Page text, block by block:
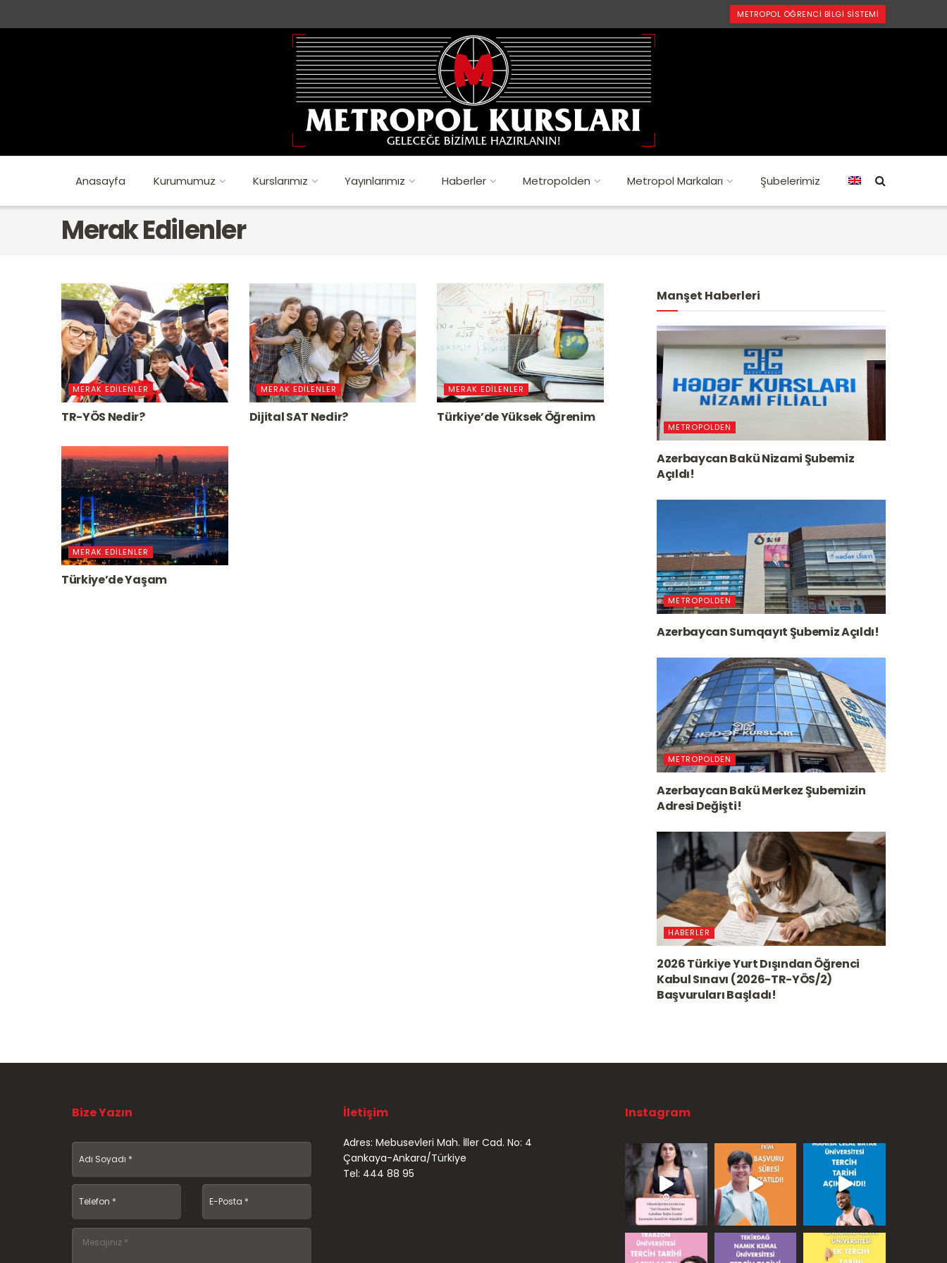
METROPOL ÖĞRENCI BILGI SISTEMI
Anasayfa Kurumumuz Kurslarımız Yayınlarımız Haberler Metropolden Metropol Markaları Şubelerimiz
Merak Edilenler
MERAK EDILENLER
TR-YÖS Nedir?
MERAK EDILENLER
Dijital SAT Nedir?
MERAK EDILENLER
Türkiye’de Yüksek Öğrenim
MERAK EDILENLER
Türkiye’de Yaşam
Manşet Haberleri
METROPOLDEN
Azerbaycan Bakü Nizami Şubemiz
Açıldı!
METROPOLDEN
Azerbaycan Sumqayıt Şubemiz Açıldı!
METROPOLDEN
Azerbaycan Bakü Merkez Şubemizin
Adresi Değişti!
HABERLER
2026 Türkiye Yurt Dışından Öğrenci
Kabul Sınavı (2026-TR-YÖS/2)
Başvuruları Başladı!
Bize Yazın İletişim
Adres: Mebusevleri Mah. İller Cad. No: 4
Çankaya-Ankara/Türkiye
Tel: 444 88 95
Instagram